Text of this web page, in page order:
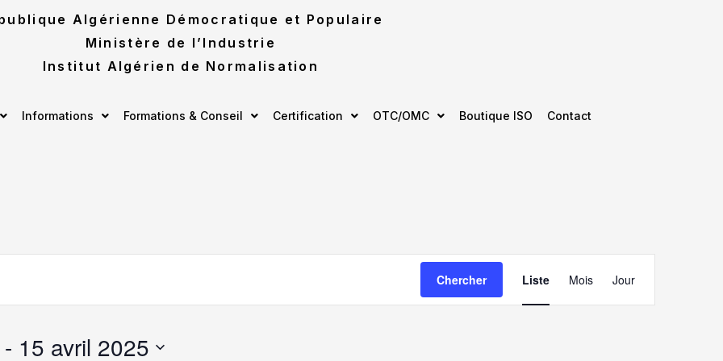
Algérienne Démocratique et Populaire
Ministère de l’Industrie
Institut Algérien de Normalisation
Informations Formations & Conseil Certification OTC/OMC Boutique ISO Contact
Chercher
de
Liste Mois Jour
- 15 avril 2025